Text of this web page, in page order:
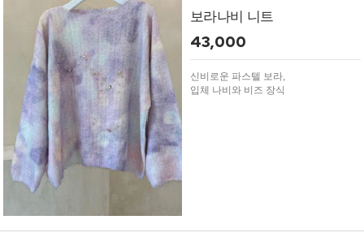
보라나비 니트
43,000
신비로운 파스텔 보라,
입체 나비와 비즈 장식